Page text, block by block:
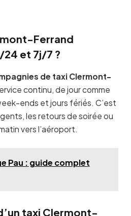
Ferrand
et 7j/7 ?
de taxi Clermont-
continu, de jour comme
ends et jours fériés. C’est
les retours de soirée ou
vers l’aéroport.
Pau : guide complet
taxi Clermont-